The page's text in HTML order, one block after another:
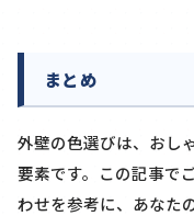
まとめ
外壁の色選びは、おし
要素です。この記事で
わせを参考に、あなた